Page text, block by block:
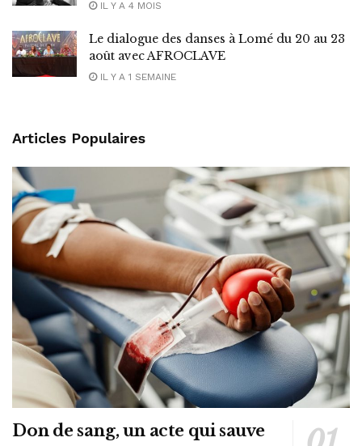
IL Y A 4 MOIS
Le dialogue des danses à Lomé du 20 au 23
août avec AFROCLAVE
IL Y A 1 SEMAINE
Articles Populaires
Don de sang, un acte qui sauve